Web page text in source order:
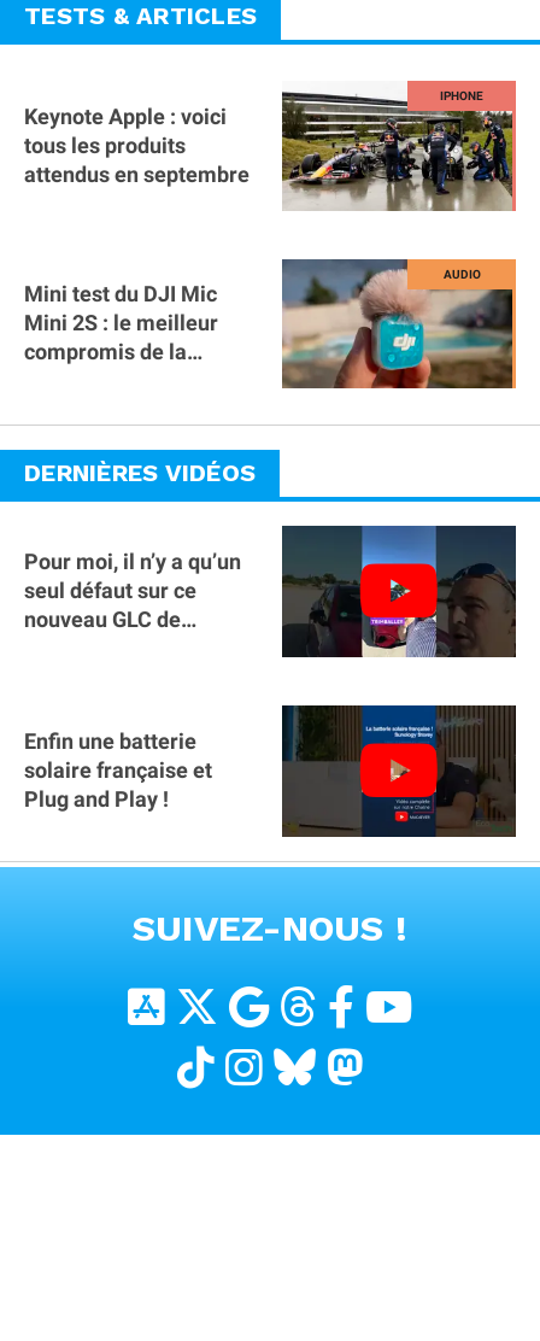
TESTS & ARTICLES
Keynote Apple : voici
tous les produits
attendus en septembre
Mini test du DJI Mic
Mini 2S : le meilleur
compromis de la
DERNIÈRES VIDÉOS
Pour moi, il n’y a qu’un
seul défaut sur ce
nouveau GLC de
Enfin une batterie
solaire française et
Plug and Play !
SUIVEZ-NOUS !